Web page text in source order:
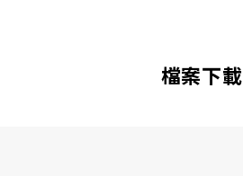
檔案下載